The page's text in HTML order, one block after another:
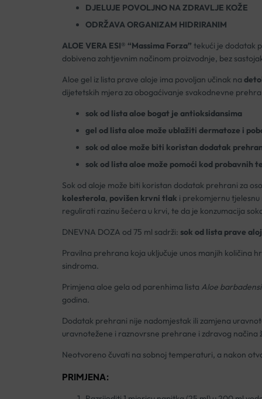
DJELUJE POVOLJNO NA ZDRAVLJE KOŽE
ODRŽAVA ORGANIZAM HIDRIRANIM
ALOE VERA ESI® “Massima Forza” tekući je dodatak
dobivena zahtjevnim načinom proizvodnje, bez
Aloe gel iz lista prave aloje ima povoljan učinak na
dijetetskih mjera za obogaćivanje svakodnevne
sok od lista aloe bogat je antioksidansima
gel od lista aloe može ublažiti dermatoze i
sok od aloe može biti koristan dodatak
sok od lista aloe može pomoći kod probavnih
Sok od aloje može biti koristan dodatak prehrani za
kolesterola, povišen krvni tlak i prekomjernu tjelesnu
regulirati razinu šećera u krvi, te da je konzumacija
DNEVNA DOZA od 75 ml sadrži: sok od lista prave
Pravilna prehrana koja uključuje unos manjih količina
sindroma.
Primjena aloe gela od parenhima lista Aloe
godina.
Dodatak prehrani nije nadomjestak ili zamjena
uravnotežene i raznovrsne prehrane i zdravog načina
Neotvoreno čuvati na sobnoj temperaturi, a nakon
PRIMJENA: